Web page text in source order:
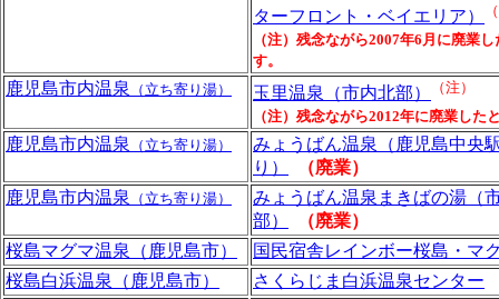
ターフロント・ベイエリア）
（注）残念ながら2007年6月に廃業
す。
鹿児島市内温泉 （立ち寄り湯） 玉里温泉（市内北部）
（注）
（注）残念ながら2012年に廃業した
鹿児島市内温泉 （立ち寄り湯）
みょうばん温泉（鹿児島中央
り）
（廃業）
鹿児島市内温泉
（立ち寄り湯）
みょうばん温泉まきばの湯（
部）
（廃業）
桜島マグマ温泉（鹿児島市）
国民宿舎レインボー桜島・マ
桜島白浜温泉（鹿児島市）
さくらじま白浜温泉センター